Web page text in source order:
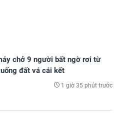
chở 9 người bất ngờ rơi từ
đất vá cái kết
1 giờ 35 phút trước